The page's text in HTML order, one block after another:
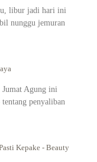
libur jadi hari ini
nunggu jemuran
Agung ini
penyaliban
Kepake - Beauty